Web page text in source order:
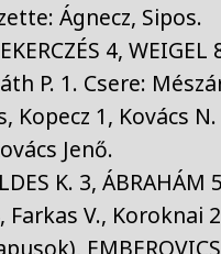
Ágnecz, Sipos.
4,
P. 1. Csere:
Kopecz 1, Kovács
Jenő.
K. 3, ÁBRAHÁM
Farkas V., Koroknai